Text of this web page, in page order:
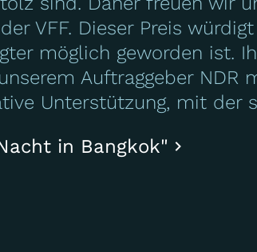
VFF. Dieser Preis
möglich geworden ist.
Auftraggeber
Unterstützung, mit der
in Bangkok"